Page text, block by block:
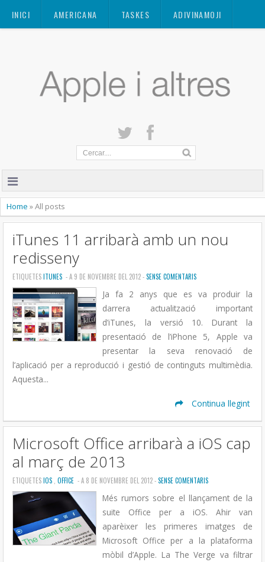
INICI AMERICANA TASKES ADIVINAMOJI
Home »All posts
iTunes 11 arribarà amb un nou
redisseny
ETIQUETESITUNES - A 9 DE NOVEMBRE DEL 2012 -SENSE COMENTARIS
Ja fa 2 anys que es va produir la
darrera actualització important
d’iTunes, la versió 10. Durant la
presentació de l’iPhone 5, Apple va
presentar la seva renovació de
l’aplicació per a reproducció i gestió de continguts multimèdia.
Aquesta...
Continua llegint
Microsoft Office arribarà a iOS cap
al març de 2013
ETIQUETESIOS , OFFICE - A 8 DE NOVEMBRE DEL 2012 -SENSE COMENTARIS
Més rumors sobre el llançament de la
suite Office per a iOS. Ahir van
aparèixer les primeres imatges de
Microsoft Office per a la plataforma
mòbil d’Apple. La The Verge va filtrar